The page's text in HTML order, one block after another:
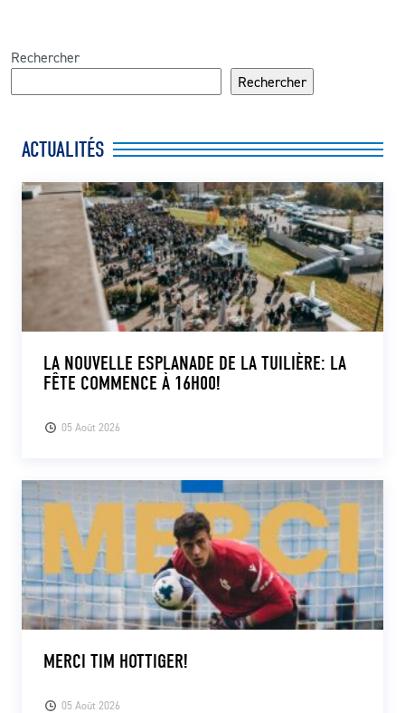
Rechercher
Rechercher
ACTUALITÉS
05 Août 2026
LA NOUVELLE ESPLANADE DE LA TUILIÈRE: LA
FÊTE COMMENCE À 16H00!
05 Août 2026
MERCI TIM HOTTIGER!